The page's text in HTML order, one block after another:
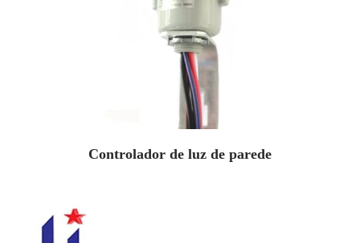
Controlador de luz de parede